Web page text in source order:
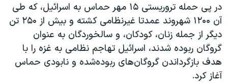
در پی حمله تروریستی ۱۵ مهر حماس به اسرائیل، که طی
آن ۱۲۰۰ شهروند عمدتا غیرنظامی کشته و بیش از ۲۵۰ تن
دیگر از جمله زنان، کودکان، و سالخوردگان به عنوان
گروگان ربوده شدند، اسرائیل تهاجم نظامی به غزه را با
هدف بازگرداندن گروگان‌های ربوده‌شده و نابودی حماس
آغاز کرد.